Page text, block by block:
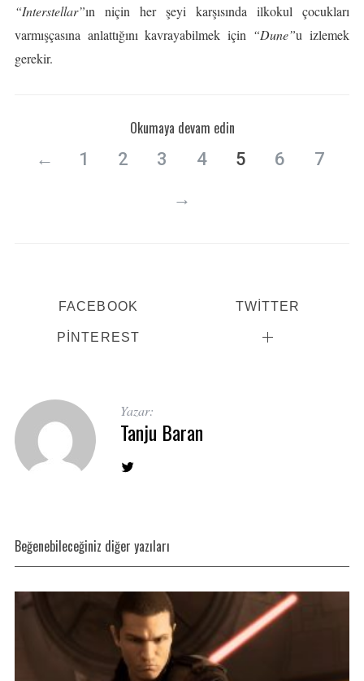
“Interstellar”ın niçin her şeyi karşısında ilkokul çocukları
varmışçasına anlattığını kavrayabilmek için “Dune”u izlemek
gerekir.
Okumaya devam edin
← 1 2 3 4 5 6
7
→
FACEBOOK TWITTER
PINTEREST
Yazar:
Tanju Baran
Beğenebileceğiniz diğer yazıları